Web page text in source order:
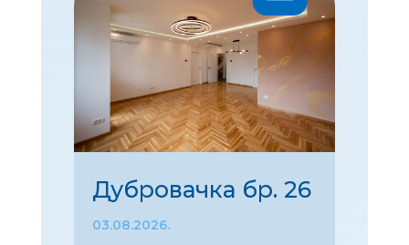
Дубровачка бр. 26
03.08.2026.